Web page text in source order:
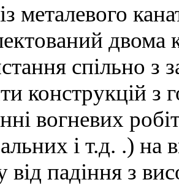
металевого
двома
спільно з
конструкцій
вогневих
і т.д. .) на
від падіння з